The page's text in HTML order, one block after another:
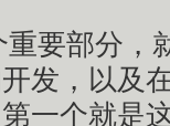
要部分，
发，以及
一个就是